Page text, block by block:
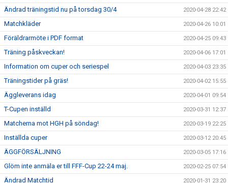
Ändrad träningstid nu på torsdag 30/4 2020-04-28 22:42
Matchkläder 2020-04-26 10:01
Föräldrarmöte i PDF format 2020-04-25 09:43
Träning påskveckan! 2020-04-06 17:01
Information om cuper och seriespel 2020-04-03 23:35
Träningstider på gräs! 2020-04-02 15:55
Äggleverans idag 2020-04-01 09:54
T-Cupen inställd 2020-03-31 12:37
Matcherna mot HGH på söndag! 2020-03-19 22:25
Inställda cuper 2020-03-12 20:45
ÄGGFÖRSÄLJNING 2020-03-05 17:16
Glöm inte anmäla er till FFF-Cup 22-24 maj. 2020-02-25 07:54
Ändrad Matchtid 2020-01-31 23:20